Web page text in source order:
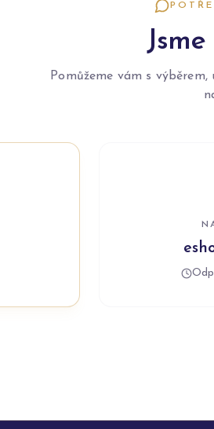
Pomůžeme vám s